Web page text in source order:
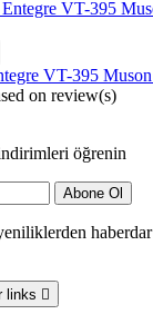
VT-395
on review(s)
öğrenin
links 